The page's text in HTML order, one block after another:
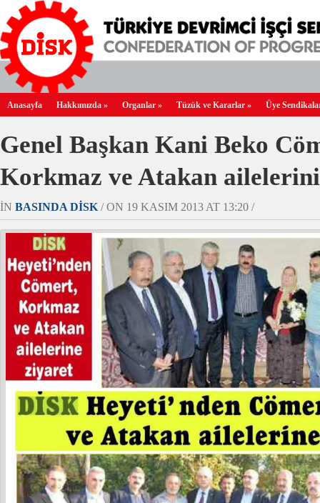
Anasayfa Hakkımızda » Organlar » Tüzük ve Kararlar » Üye
Genel Başkan Kani Beko
Korkmaz ve Atakan
IN BASINDA DİSK/ ON 19 KASIM 2013 AT 13:20 /